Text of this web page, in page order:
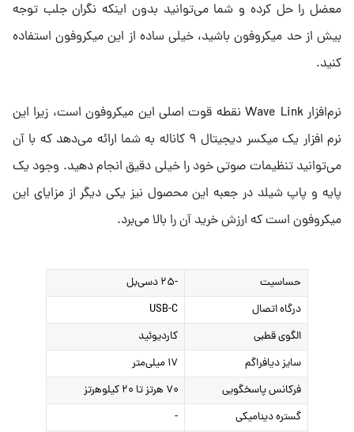
معضل را حل کرده و شما می‌توانید بدون اینکه نگران جلب توجه
بیش از حد میکروفون باشید، خیلی ساده از این میکروفون استفاده
کنید.
نرم‌افزار Wave Link نقطه قوت اصلی این میکروفون است، زیرا این
نرم افزار یک میکسر دیجیتال ۹ کاناله به شما ارائه می‌دهد که با آن
می‌توانید تنظیمات صوتی خود را خیلی دقیق انجام دهید. وجود یک
پایه و پاپ شیلد در جعبه این محصول نیز یکی دیگر از مزایای این
میکروفون است که ارزش خرید آن را بالا می‌برد.
حساسیت
-۲۵ دسی‌بل
درگاه اتصال
USB-C
الگوی قطبی
کاردیوئید
سایز دیافراگم
۱۷ میلی‌متر
فرکانس پاسخگویی
۷۰ هرتز تا ۲۰ کیلوهرتز
گستره دینامیکی
-